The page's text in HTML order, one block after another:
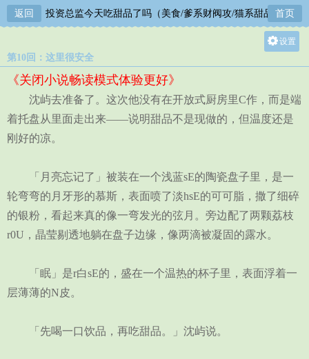
返回
【BL】投资总监今天吃甜品了吗（美食/爹系财阀攻/猫系甜品师受)
首页
设置
中
小
第10回：这里很安全
《关闭小说畅读模式体验更好》
沈屿去准备了。这次他没有在开放式厨房里C作，而是端
着托盘从里面走出来——说明甜品不是现做的，但温度还是
刚好的凉。
「月亮忘记了」被装在一个浅蓝sE的陶瓷盘子里，是一
轮弯弯的月牙形的慕斯，表面喷了淡hsE的可可脂，撒了细碎
的银粉，看起来真的像一弯发光的弦月。旁边配了两颗荔枝
r0U，晶莹剔透地躺在盘子边缘，像两滴被凝固的露水。
「眠」是r白sE的，盛在一个温热的杯子里，表面浮着一
层薄薄的N皮。
「先喝一口饮品，再吃甜品。」沈屿说。